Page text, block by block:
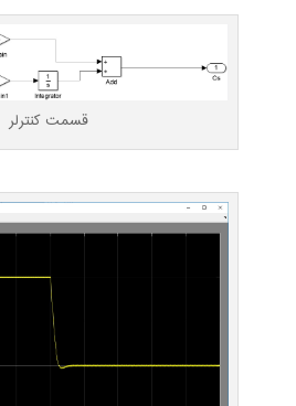
قسمت کنترلر